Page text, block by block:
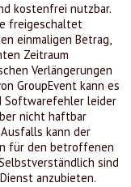
kostenfrei nutzbar.
freigeschaltet
einmaligen Betrag,
Zeitraum
Verlängerungen
GroupEvent kann es
Softwarefehler leider
nicht haftbar
kann der
für den betroffenen
sind
anzubieten.